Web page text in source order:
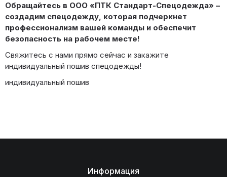
Обращайтесь в ООО «ПТК Стандарт-Спецодежда» –
создадим спецодежду, которая подчеркнет
профессионализм вашей команды и обеспечит
безопасность на рабочем месте!
Свяжитесь с нами прямо сейчас и закажите
индивидуальный пошив спецодежды!
индивидуальный пошив
Информация